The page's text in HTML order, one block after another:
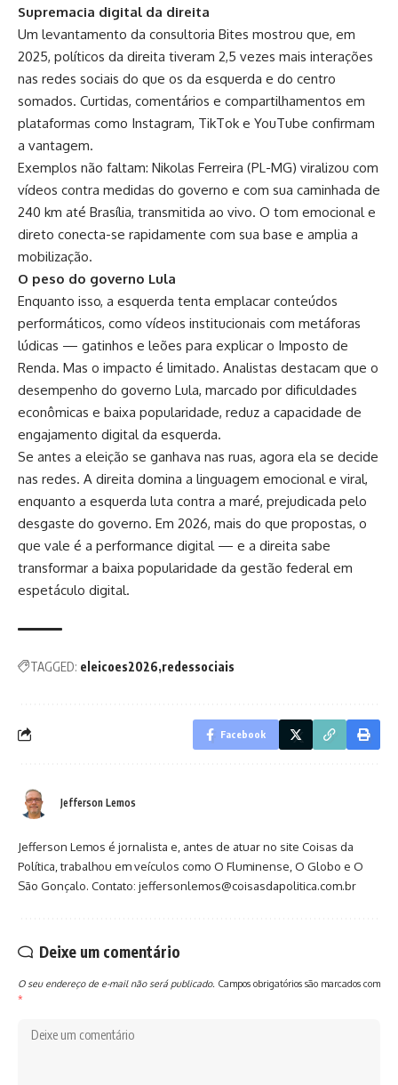
Supremacia digital da direita
Um levantamento da consultoria Bites mostrou que, em
2025, políticos da direita tiveram 2,5 vezes mais interações
nas redes sociais do que os da esquerda e do centro
somados. Curtidas, comentários e compartilhamentos em
plataformas como Instagram, TikTok e YouTube confirmam
a vantagem.
Exemplos não faltam: Nikolas Ferreira (PL-MG) viralizou com
vídeos contra medidas do governo e com sua caminhada de
240 km até Brasília, transmitida ao vivo. O tom emocional e
direto conecta-se rapidamente com sua base e amplia a
mobilização.
O peso do governo Lula
Enquanto isso, a esquerda tenta emplacar conteúdos
performáticos, como vídeos institucionais com metáforas
lúdicas — gatinhos e leões para explicar o Imposto de
Renda. Mas o impacto é limitado. Analistas destacam que o
desempenho do governo Lula, marcado por dificuldades
econômicas e baixa popularidade, reduz a capacidade de
engajamento digital da esquerda.
Se antes a eleição se ganhava nas ruas, agora ela se decide
nas redes. A direita domina a linguagem emocional e viral,
enquanto a esquerda luta contra a maré, prejudicada pelo
desgaste do governo. Em 2026, mais do que propostas, o
que vale é a performance digital — e a direita sabe
transformar a baixa popularidade da gestão federal em
espetáculo digital.
TAGGED: eleicoes2026 redessociais
Facebook
Jefferson Lemos
Jefferson Lemos é jornalista e, antes de atuar no site Coisas da
Política, trabalhou em veículos como O Fluminense, O Globo e O
São Gonçalo. Contato: jeffersonlemos@coisasdapolitica.com.br
Deixe um comentário
O seu endereço de e-mail não será publicado. Campos obrigatórios são marcados com
*